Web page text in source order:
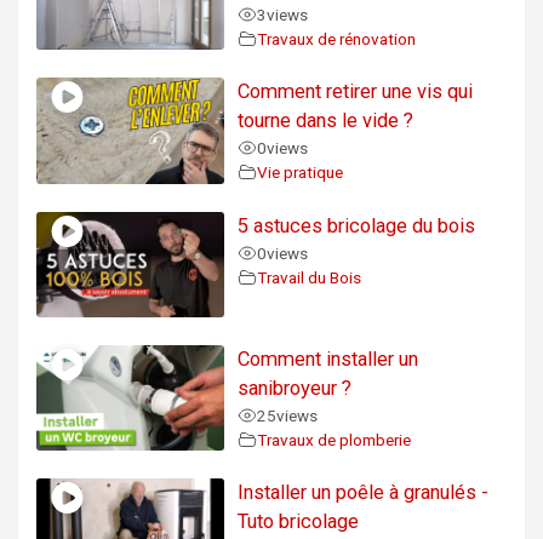
3views
Travaux de rénovation
Comment retirer une vis qui
tourne dans le vide ?
0views
Vie pratique
5 astuces bricolage du bois
0views
Travail du Bois
Comment installer un
sanibroyeur ?
25views
Travaux de plomberie
Installer un poêle à granulés -
Tuto bricolage